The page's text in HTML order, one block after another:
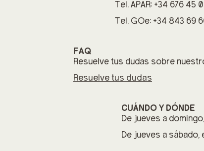
Tel. APAR: +34 676 45
Tel. GOe: +34 843 69
FAQ
Resuelve tus dudas sobre
Resuelve tus dudas
CUÁNDO Y DÓNDE
De jueves a
De jueves a sábado,